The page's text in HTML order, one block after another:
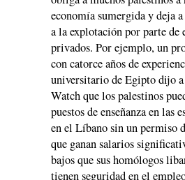
economía sumergida y deja
a la explotación por parte de
privados. Por ejemplo, un
con catorce años de
universitario de Egipto dijo
Watch que los palestinos
puestos de enseñanza en las
en el Líbano sin un permiso
que ganan salarios
bajos que sus homólogos
tienen seguridad en el